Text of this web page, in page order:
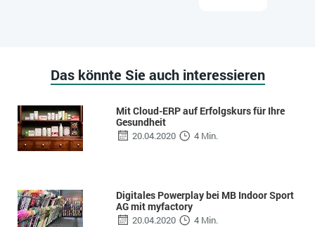
Das könnte Sie auch interessieren
Mit Cloud-ERP auf Erfolgskurs für Ihre
Gesundheit
20.04.2020 4 Min.
Digitales Powerplay bei MB Indoor Sport
AG mit myfactory
20.04.2020 4 Min.